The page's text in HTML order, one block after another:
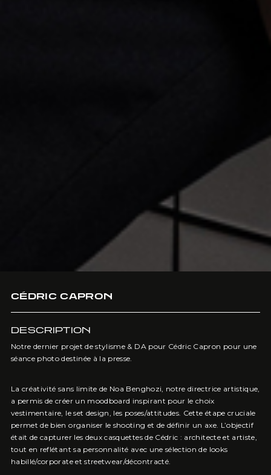
CÉDRIC CAPRON
DESCRIPTION
Notre dernier projet de stylisme & DA pour Cédric Capron pour une
séance photo destinée à la presse.
La créativité sans limite de Noa Benghozi, notre directrice artistique,
a permis de créer un moodboard inspirant pour le choix
vestimentaire, le set design, les poses/attitudes. Cette étape cruciale
permet de bien organiser le shooting et de définir un axe. L’objectif
était de capturer les deux casquettes de Cédric : architecte et artiste,
tout en reflétant sa personnalité avec une sélection de looks
habillé/corporate et streetwear/décontracté.